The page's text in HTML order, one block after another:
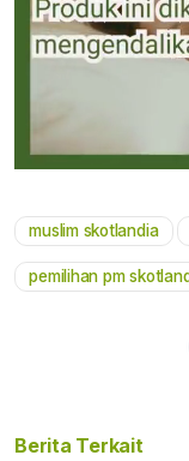
muslim skotlandia
pemilihan pm
Berita Terkait